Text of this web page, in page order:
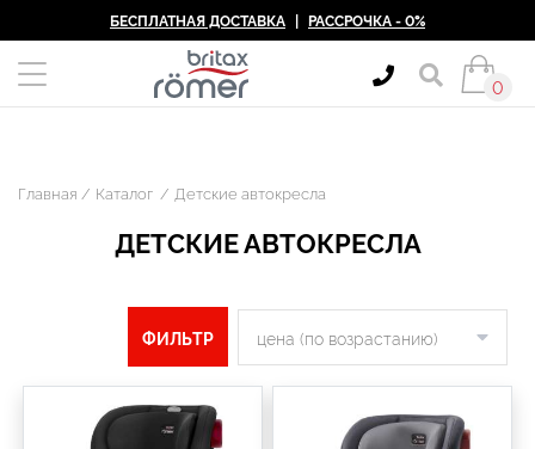
БЕСПЛАТНАЯ ДОСТАВКА | РАССРОЧКА - 0%
0
Главная Каталог Детские автокресла
ДЕТСКИЕ АВТОКРЕСЛА
ФИЛЬТР цена (по возрастанию)